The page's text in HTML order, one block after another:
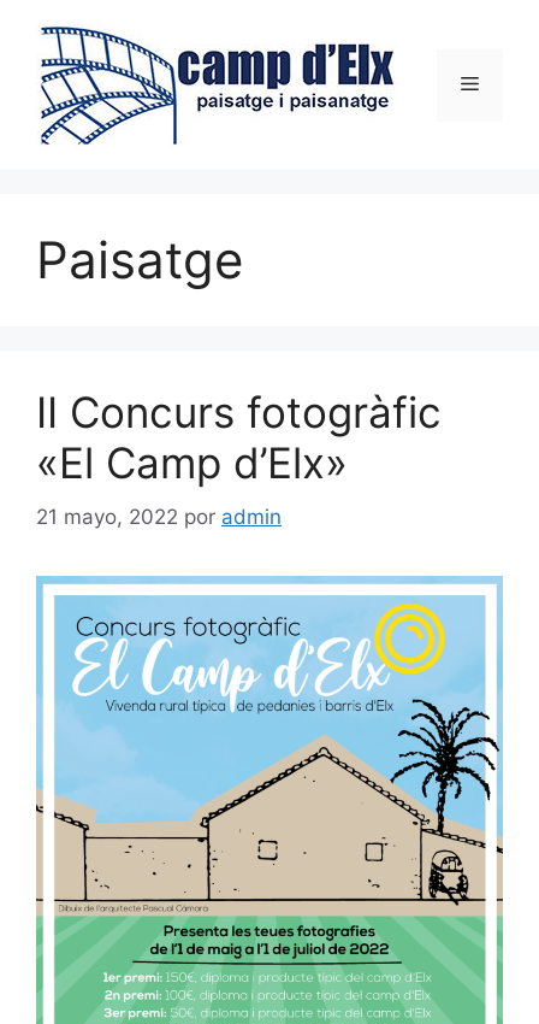
contenido
Menú
Paisatge
II Concurs fotogràfic
«El Camp d’Elx»
21 mayo, 2022 por admin